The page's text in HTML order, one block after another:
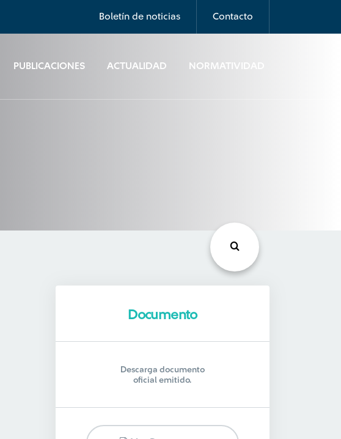
Boletín de noticias Contacto
PUBLICACIONES ACTUALIDAD NORMATIVIDAD
Documento
Descarga documento
oficial emitido.